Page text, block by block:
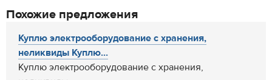
Похожие предложения
Куплю электрооборудование с хранения,
неликвиды Куплю...
Куплю электрооборудование с хранения,